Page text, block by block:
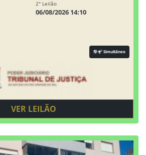
2° Leilão
06/08/2026 14:10
Simultâneo
VER LEILÃO